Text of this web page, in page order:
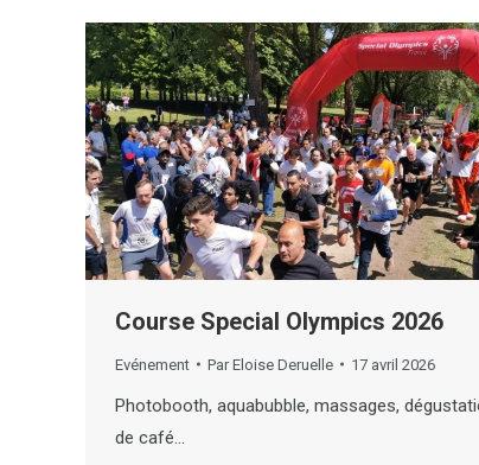
Course Special Olympics 2026
Evénement ParEloise Deruelle 17 avril 2026
Photobooth, aquabubble, massages,
de café…